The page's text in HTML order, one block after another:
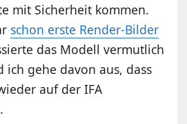
mit Sicherheit kommen.
schon erste Render-Bilder
das Modell vermutlich
ich gehe davon aus, dass
auf der IFA